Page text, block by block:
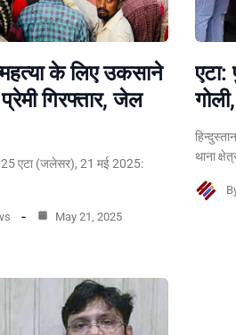
के लिए उकसाने
गिरफ्तार, जेल
एटा (जलेसर), 21 मई 2025:
May 21, 2025
एटा:
थाना